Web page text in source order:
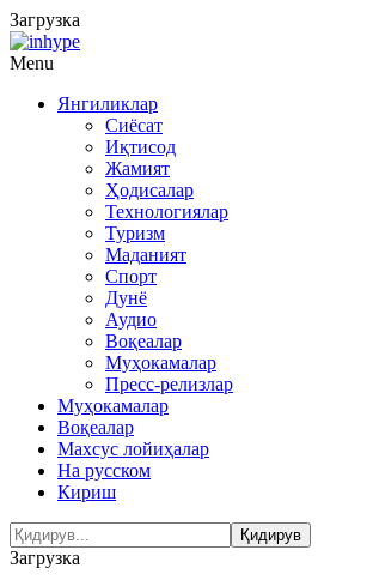
Загрузка
Menu
Янгиликлар
Сиёсат
Иқтисод
Жамият
Ҳодисалар
Технологиялар
Туризм
Маданият
Спорт
Дунё
Аудио
Воқеалар
Муҳокамалар
Пресс-релизлар
Муҳокамалар
Воқеалар
Махсус лойиҳалар
На русском
Кириш
Загрузка